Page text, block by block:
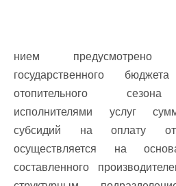
нием
государственного
отопительного сезона
исполнителями услуг
субсидий на оплату
осуществляется на
составленного